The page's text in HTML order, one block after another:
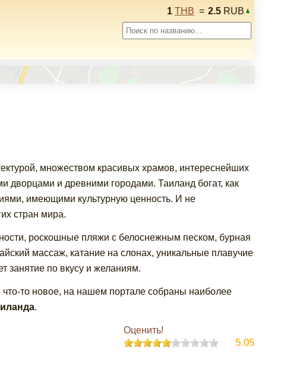
1 THB = 2.5 RUB
множеством красивых храмов, интереснейших
дворцами и древними городами. Таиланд богат, как
имеющими культурную ценность. И не
стран мира.
роскошные пляжи с белоснежным песком, бурная
массаж, катание на слонах, уникальные плавучие
занятие по вкусу и желаниям.
что-то новое, на нашем портале собраны наиболее
.
Оценить!
5.05